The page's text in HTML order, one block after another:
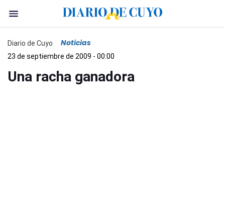
Diario de Cuyo Noticias
23 de septiembre de 2009 - 00:00
Una racha ganadora